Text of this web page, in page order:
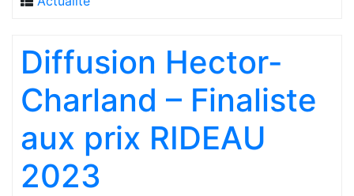
Diffusion Hector-
Charland – Finaliste
aux prix RIDEAU
2023